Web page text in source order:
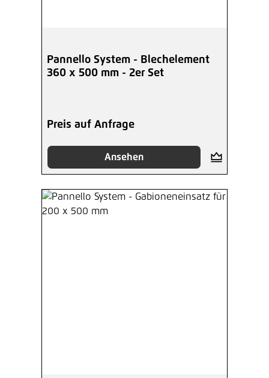
Pannello System - Blechelement
360 x 500 mm - 2er Set
Preis auf Anfrage
Ansehen